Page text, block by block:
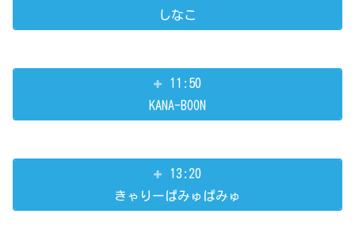
しなこ
11:50
KANA-BOON
13:20
きゃりーぱみゅぱみゅ